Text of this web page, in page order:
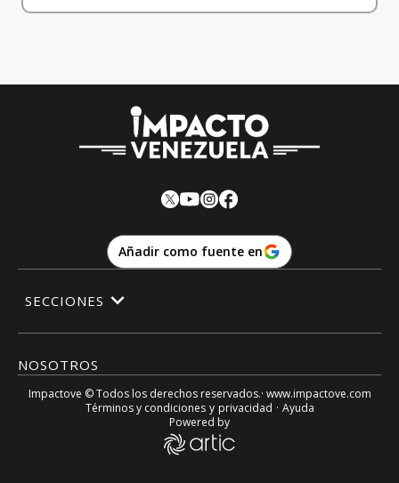
Añadir como fuente en
NOSOTROS
SECCIONES
Impactove © Todos los derechos reservados.· www.impactove.com
Términos y condiciones y privacidad · Ayuda
Powered by